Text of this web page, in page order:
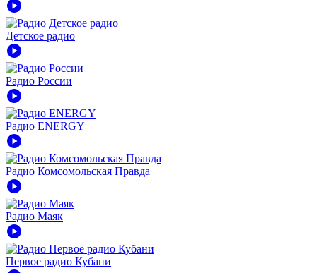
play_circle
Детское радио
play_circle
Радио России
play_circle
Радио ENERGY
play_circle
Радио Комсомольская Правда
play_circle
Радио Маяк
play_circle
Первое радио Кубани